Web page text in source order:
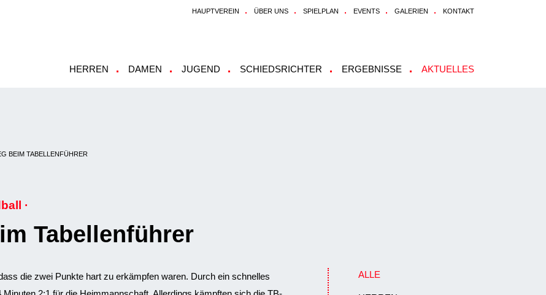
HAUPTVEREIN ÜBER UNS SPIELPLAN EVENTS GALERIEN KONTAKT
HERREN DAMEN JUGEND SCHIEDSRICHTER ERGEBNISSE AKTUELLES
BEIM TABELLENFÜHRER
·
Tabellenführer
die zwei Punkte hart zu erkämpfen waren. Durch ein schnelles
ALLE